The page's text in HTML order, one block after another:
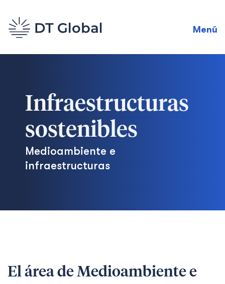
Menú
Infraestructuras
sostenibles
Medioambiente e
infraestructuras
El área de Medioambiente e